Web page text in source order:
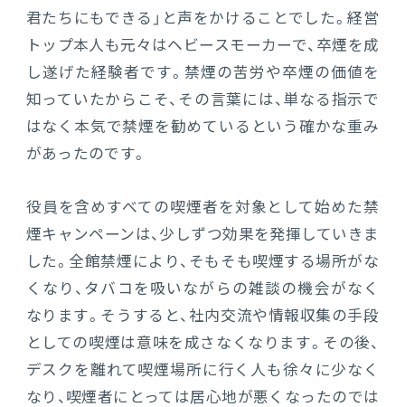
君たちにもできる」と声をかけることでした。経営
トップ本人も元々はヘビースモーカーで、卒煙を成
し遂げた経験者です。禁煙の苦労や卒煙の価値を
知っていたからこそ、その言葉には、単なる指示で
はなく本気で禁煙を勧めているという確かな重み
があったのです。
役員を含めすべての喫煙者を対象として始めた禁
煙キャンペーンは、少しずつ効果を発揮していきま
した。全館禁煙により、そもそも喫煙する場所がな
くなり、タバコを吸いながらの雑談の機会がなく
なります。そうすると、社内交流や情報収集の手段
としての喫煙は意味を成さなくなります。その後、
デスクを離れて喫煙場所に行く人も徐々に少なく
なり、喫煙者にとっては居心地が悪くなったのでは